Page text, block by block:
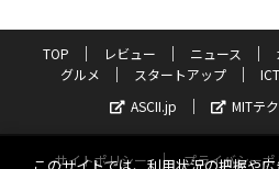
TOP レビュー ニュース
グルメ
スタートアップ ICT
ASCII.jp
MITテ
サイトポリシー プライバシーポ